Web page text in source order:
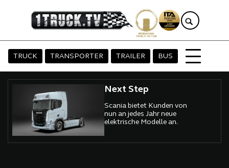
TRUCK TRANSPORTER TRAILER BUS
Next Step
Scania bietet Kunden von
nun an jedes Jahr neue
elektrische Modelle an.